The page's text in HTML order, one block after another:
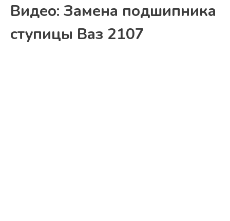
Видео: Замена подшипника
ступицы Ваз 2107